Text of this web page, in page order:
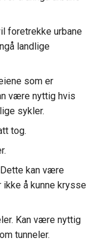
foretrekke urbane
landlige
som er
være nyttig hvis
sykler.
tog.
kan være
å kunne krysse
Kan være nyttig
tunneler.